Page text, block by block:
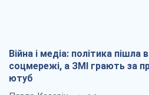
Війна і медіа: політика пішла в
соцмережі, а ЗМІ грають за
ютуб